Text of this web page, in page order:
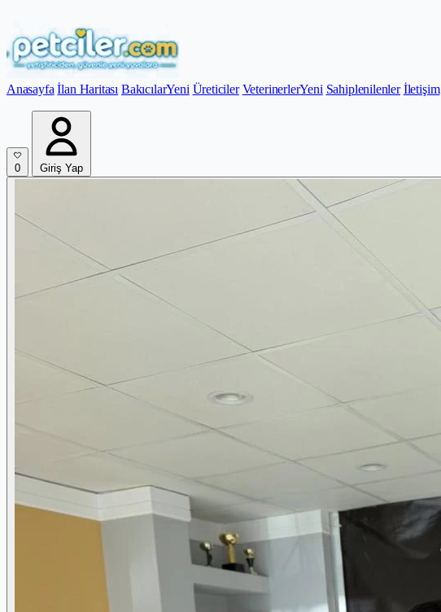
Anasayfa İlan Haritası BakıcılarYeni Üreticiler VeterinerlerYeni Sahiplenilenler İletişim
0 Giriş Yap